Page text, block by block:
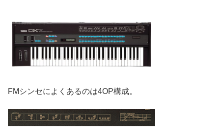
FMシンセによくあるのは4OP構成。